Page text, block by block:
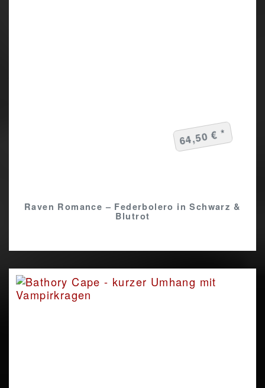
Raven Romance – Federbolero in Schwarz &
Blutrot
64,50 € *